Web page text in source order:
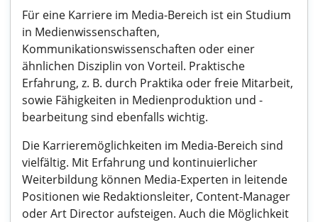
Für eine Karriere im Media-Bereich ist ein Studium
in Medienwissenschaften,
Kommunikationswissenschaften oder einer
ähnlichen Disziplin von Vorteil. Praktische
Erfahrung, z. B. durch Praktika oder freie Mitarbeit,
sowie Fähigkeiten in Medienproduktion und -
bearbeitung sind ebenfalls wichtig.
Die Karrieremöglichkeiten im Media-Bereich sind
vielfältig. Mit Erfahrung und kontinuierlicher
Weiterbildung können Media-Experten in leitende
Positionen wie Redaktionsleiter, Content-Manager
oder Art Director aufsteigen. Auch die Möglichkeit